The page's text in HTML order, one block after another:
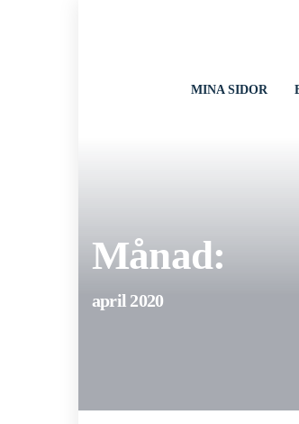
MINA SIDOR
Månad:
april 2020